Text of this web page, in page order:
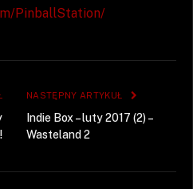
PinballStation/
NASTĘPNY ARTYKUŁ
Indie Box – luty 2017 (2) –
Wasteland 2